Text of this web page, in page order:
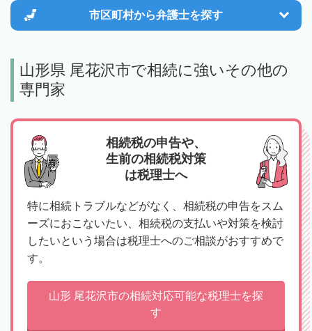
市区町村から弁護士を探す
山形県 尾花沢市で相続に強いその他の
専門家
相続税の申告や、
生前の相続税対策
は税理士へ
特に相続トラブルなどがなく、相続税の申告をスム
ーズにおこないたい、相続税の支払いや対策を検討
したいという場合は税理士へのご相談がおすすめで
す。
山形 尾花沢市の相続対応可能な税理士を探
す